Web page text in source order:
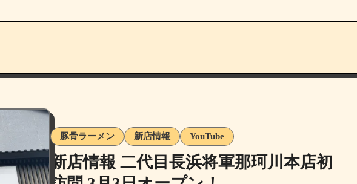
豚骨ラーメン 新店情報 YouTube
新店情報 二代目長浜将軍那珂川本店初